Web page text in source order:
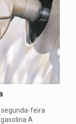
segunda-feira
A